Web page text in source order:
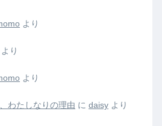
より
より
より
わたしなりの理由 に daisy より